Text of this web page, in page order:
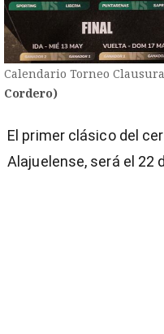
Calendario Torneo
Cordero)
El primer clásico del
Alajuelense, será el 22